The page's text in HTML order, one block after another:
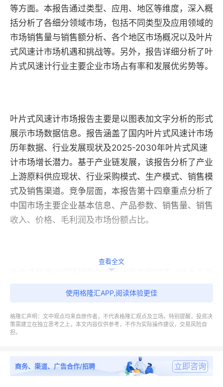
等方面。本报告通过类型、应用、地区等维度，深入概
括分析了各细分领域市场，包括不同类型及应用领域的
市场销售量与销售额分析、各个地区市场概况以及叶片
式风速计市场机遇和挑战等。另外，报告详细分析了叶
片式风速计行业主要企业市场占有率和发展优劣势等。
叶片式风速计市场报告主要是以图表加文字分析的形式
展示市场数据信息。报告涵盖了国内叶片式风速计市场
历年数据、行业发展现状及2025-2030年叶片式风速
计市场增长潜力。基于产业链发展，该报告分析了产业
上游原料供应现状、行业采购模式、生产模式、销售模
式及销售渠道。竞争层面，本报告第十四章重点分析了
中国市场主要企业基本信息、产品参数、销售量、销售
收入、价格、毛利润及市场份额占比。
叶片式风速计调研报告各章节大致内容如下（共十五个
第一章：叶片式风速计市场概述、发展历程、各细分市
场介绍、中国各地区叶片式风速计市场规模与增长率分
第二章：行业发展环境分析、国内外市场竞争现状、市
查看全文
使用格隆汇APP,阅读体验更佳
格隆汇声明：文中观点均来自原作者，不代表格隆汇观点及立场。特别提醒，投资决
策需建立在独立思考之上，本文内容仅供参考，不作为实际操作建议，交易风险自
担。
商务、渠道、广告合作/招聘 立即咨询